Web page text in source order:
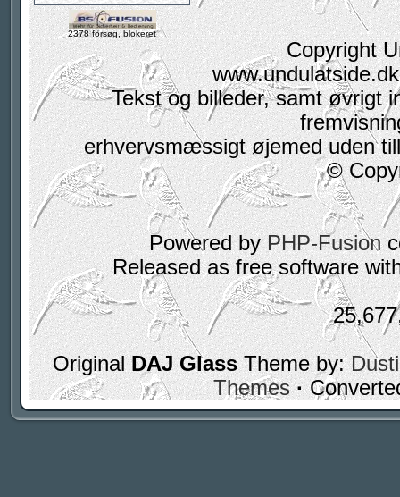
2378 forsøg, blokeret
Copyright
Tekst og billeder, samt øvrigt
erhvervsmæssigt øjemed uden
©
Powered byPHP-Fusion
Released as free software
OriginalDAJ GlassTheme by:
Themes ·